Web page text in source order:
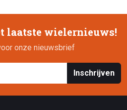
laatste wielernieuws!
onze nieuwsbrief
Inschrijven